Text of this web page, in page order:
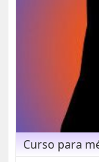
Curso para